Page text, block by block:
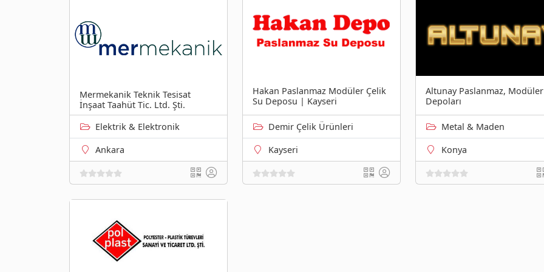
Mermekanik Teknik Tesisat
İnşaat Taahüt Tic. Ltd. Şti.
Elektrik & Elektronik
Ankara
Hakan Paslanmaz Modüler Çelik
Su Deposu | Kayseri
Demir Çelik Ürünleri
Kayseri
Altunay Paslanmaz,
Depoları
Metal & Maden
Konya